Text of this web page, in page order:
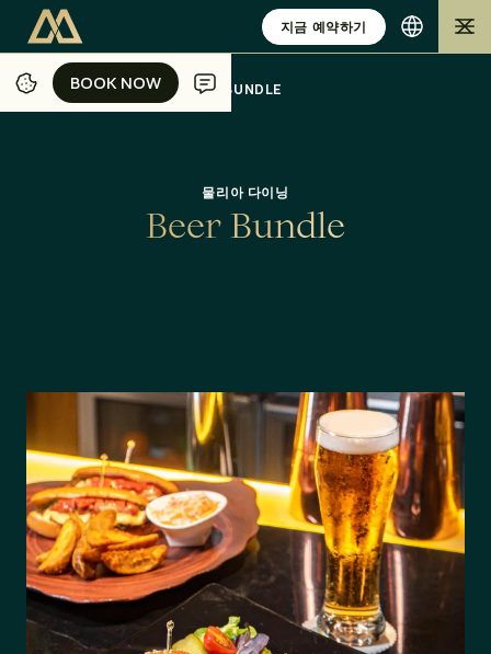
BOOK NOW
BOOK NOW
지금 예약하기
홈 자카르타/식사/오퍼 / BEER BUNDLE
물리아 다이닝
BeerBundle